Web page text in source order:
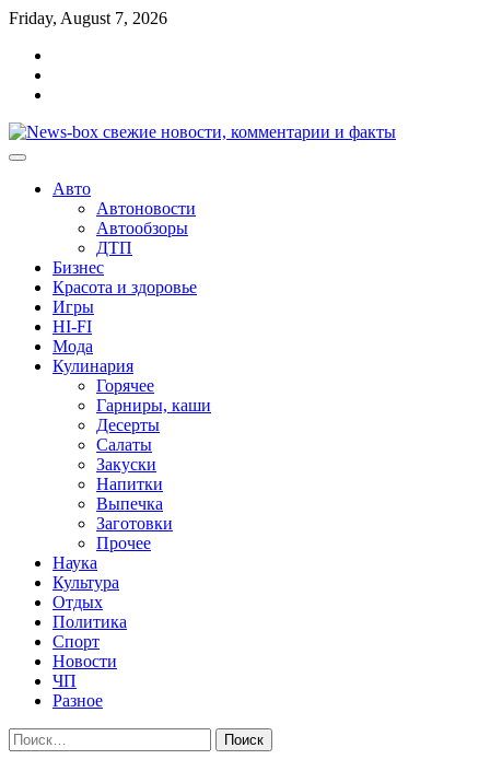
Перейти
содержимому
Friday, August 7, 2026
Авто
Автоновости
Автообзоры
ДТП
Бизнес
Красота и здоровье
Игры
HI-FI
Мода
Кулинария
Горячее
Гарниры, каши
Десерты
Салаты
Закуски
Напитки
Выпечка
Заготовки
Прочее
Наука
Культура
Отдых
Политика
Спорт
Новости
ЧП
Разное
Найти: